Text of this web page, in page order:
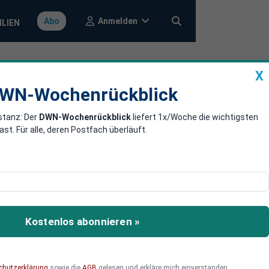
Abo Anmelden
wurden bereits
zu den Mängeln der
wieder
X
Wochenrückblick
Der DWN-Wochenrückblick liefert 1x/Woche die wichtigsten
Für alle, deren Postfach überläuft.
Kostenlos abonnieren »